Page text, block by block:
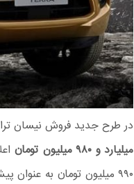
در طرح جدید فروش نیسان
میلیارد و ۹۸۰ میلیون تومان
۹۹۰ میلیون تومان به